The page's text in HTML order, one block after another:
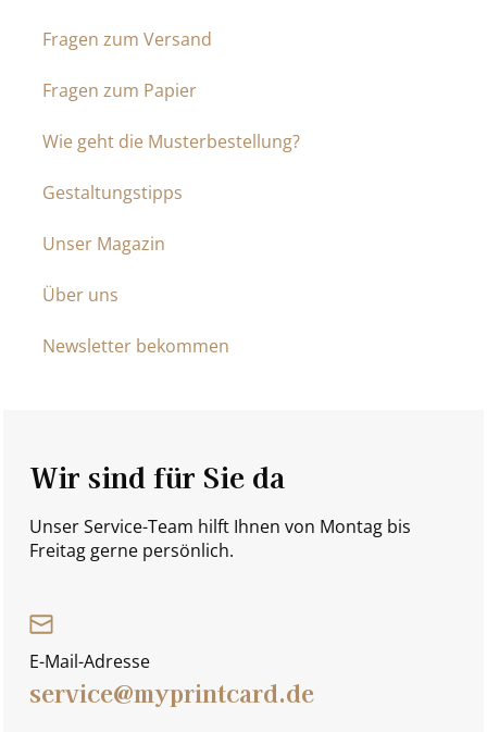
Fragen zum Versand
Fragen zum Papier
Wie geht die Musterbestellung?
Gestaltungstipps
Unser Magazin
Über uns
Newsletter bekommen
Wir sind für Sie da
Unser Service-Team hilft Ihnen von Montag bis
Freitag gerne persönlich.
E-Mail-Adresse
service@myprintcard.de